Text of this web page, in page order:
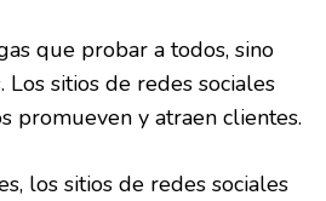
que probar a todos, sino
sitios de redes sociales
promueven y atraen clientes.
los sitios de redes sociales